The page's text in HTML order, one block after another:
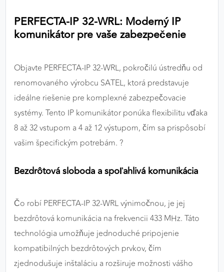
PERFECTA-IP 32-WRL: Moderný IP
komunikátor pre vaše zabezpečenie
Objavte PERFECTA-IP 32-WRL, pokročilú ústredňu od
renomovaného výrobcu SATEL, ktorá predstavuje
ideálne riešenie pre komplexné zabezpečovacie
systémy. Tento IP komunikátor ponúka flexibilitu vďaka
8 až 32 vstupom a 4 až 12 výstupom, čím sa prispôsobí
vašim špecifickým potrebám. ?
Bezdrôtová sloboda a spoľahlivá komunikácia
Čo robí PERFECTA-IP 32-WRL výnimočnou, je jej
bezdrôtová komunikácia na frekvencii 433 MHz. Táto
technológia umožňuje jednoduché pripojenie
kompatibilných bezdrôtových prvkov, čím
zjednodušuje inštaláciu a rozširuje možnosti vášho
Google Analytics
MARKETINGOVÉ COOKIES
Marketingové cookies sa používajú na sledovanie
správania používateľov naprieč webovými
stránkami. Umožňujú nám a našim partnerom
zobrazovať cielenú a relevantnú reklamu, a to na
Poskytovateľ: Google